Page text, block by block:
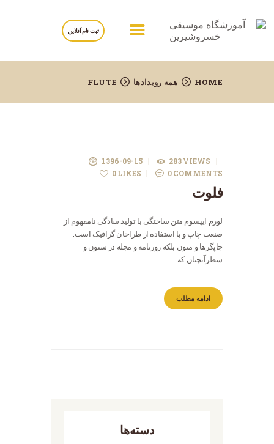
ثبت نام آنلاین
HOME همه رویدادها FLUTE
1396-09-15 283VIEWS
0 LIKES 0 COMMENTS
فلوت
لورم ایپسوم متن ساختگی با تولید سادگی نامفهوم از
صنعت چاپ و با استفاده از طراحان گرافیک است.
چاپگرها و متون بلکه روزنامه و مجله در ستون و
سطرآنچنان که…
ادامه مطلب
دسته‌ها